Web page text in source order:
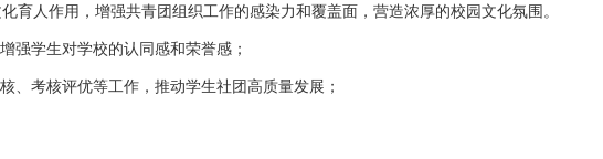
人作用，增强共青团组织工作的感染力和覆盖面，营造浓厚的校园文化氛围。
强学生对学校的认同感和荣誉感；
、考核评优等工作，推动学生社团高质量发展；